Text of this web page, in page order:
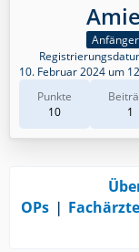
Anfänger
Punkte
10
1
10. Februar 2024 um
OPs ❘ Fachärzte